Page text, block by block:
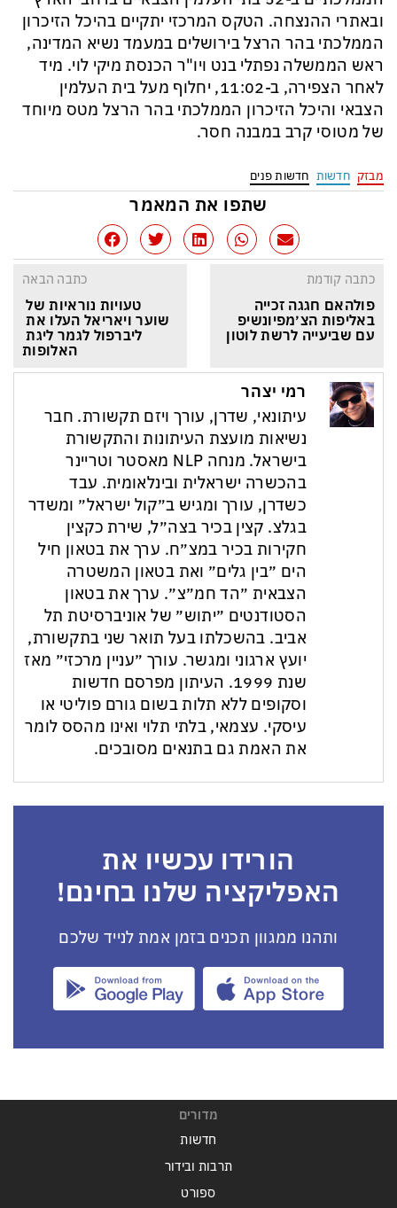
ובאתרי ההנצחה. הטקס המרכזי יתקיים בהיכל הזיכרון
הממלכתי בהר הרצל בירושלים במעמד נשיא המדינה,
ראש הממשלה נפתלי בנט ויו"ר הכנסת מיקי לוי. מיד
לאחר הצפירה, ב-11:02, יחלוף מעל בית העלמין
הצבאי והיכל הזיכרון הממלכתי בהר הרצל מטס מיוחד
של מטוסי קרב במבנה חסר.
מבזק חדשות חדשות פנים
שתפו את המאמר
כתבה קודמת
פולהאם חגגה זכייה
באליפות הצ׳מפיונשיפ
עם שביעייה לרשת לוטון
כתבה הבאה
טעויות נוראיות של
שוער ויאריאל העלו את
ליברפול לגמר ליגת
האלופות
רמי יצהר
עיתונאי, שדרן, עורך ויזם תקשורת. חבר
נשיאות מועצת העיתונות והתקשורת
בישראל. מנחה NLP מאסטר וטריינר
בהכשרה ישראלית ובינלאומית. עבד
כשדרן, עורך ומגיש ב״קול ישראל״ ומשדר
בגלצ. קצין בכיר בצה״ל, שירת כקצין
חקירות בכיר במצ״ח. ערך את בטאון חיל
הים ״בין גלים״ ואת בטאון המשטרה
הצבאית ״הד חמ״צ״. ערך את בטאון
הסטודנטים ״יתוש״ של אוניברסיטת תל
אביב. בהשכלתו בעל תואר שני בתקשורת,
יועץ ארגוני ומגשר. עורך ״עניין מרכזי״ מאז
שנת 1999. העיתון מפרסם חדשות
וסקופים ללא תלות בשום גורם פוליטי או
עיסקי. עצמאי, בלתי תלוי ואינו מהסס לומר
את האמת גם בתנאים מסובכים.
הורידו עכשיו את
האפליקציה שלנו בחינם!
ותהנו ממגוון תכנים בזמן אמת לנייד שלכם
מדורים
חדשות
תרבות ובידור
ספורט